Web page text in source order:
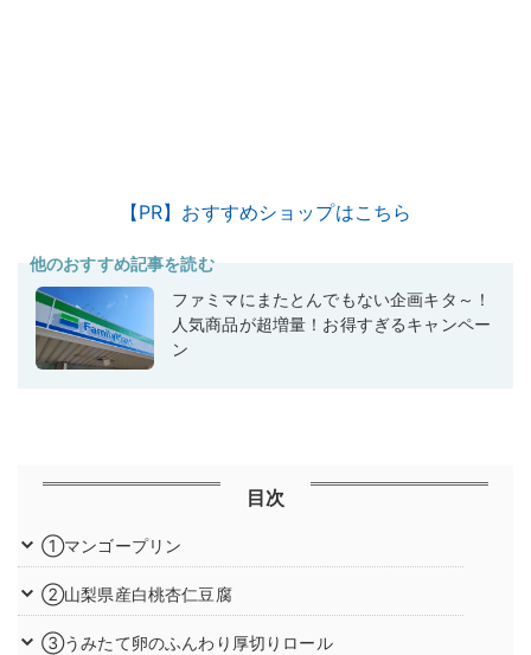
【PR】おすすめショップはこちら
他のおすすめ記事を読む
ファミマにまたとんでもない企画キタ～！
人気商品が超増量！お得すぎるキャンペー
ン
目次
①マンゴープリン
②山梨県産白桃杏仁豆腐
③うみたて卵のふんわり厚切りロール